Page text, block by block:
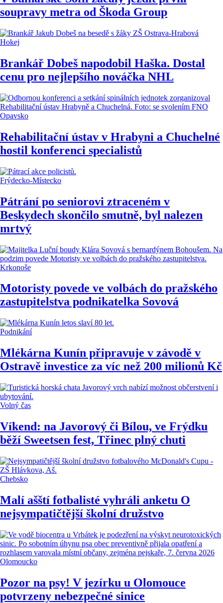
soupravy metra od Škoda Group
Hokej
Brankář Dobeš napodobil Haška. Dostal
cenu pro nejlepšího nováčka NHL
Opavsko
Rehabilitační ústav v Hrabyni a Chuchelné
hostil konferenci specialistů
Frýdecko-Místecko
Pátrání po seniorovi ztraceném v
Beskydech skončilo smutně, byl nalezen
mrtvý
Krkonoše
Motoristy povede ve volbách do pražského
zastupitelstva podnikatelka Sovová
Podnikání
Mlékárna Kunín připravuje v závodě v
Ostravě investice za víc než 200 milionů Kč
Volný čas
Víkend: na Javorový či Bílou, ve Frýdku
běží Sweetsen fest, Třinec plný chuti
Chebsko
Malí ašští fotbalisté vyhráli anketu O
nejsympatičtější školní družstvo
Olomoucko
Pozor na psy! V jezírku u Olomouce
potvrzeny nebezpečné sinice